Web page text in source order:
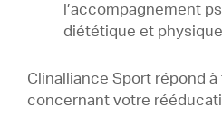
l’accompagnement
diététique et
Clinalliance Sport répond
concernant votre